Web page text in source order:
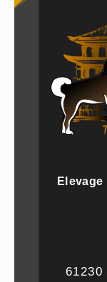
61230